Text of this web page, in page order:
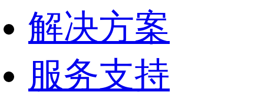
解决方案
服务支持